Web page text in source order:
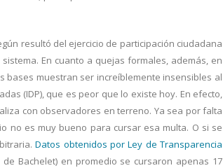
resultó del ejercicio de participación ciudadana
En cuanto a quejas formales, además, en
bases muestran ser increíblemente insensibles al
(IDP), que es peor que lo existe hoy. En efecto,
con observadores en terreno. Ya sea por falta
no es muy bueno para cursar esa multa. O si se
Datos obtenidos por Ley de Transparencia
Bachelet) en promedio se cursaron apenas 17